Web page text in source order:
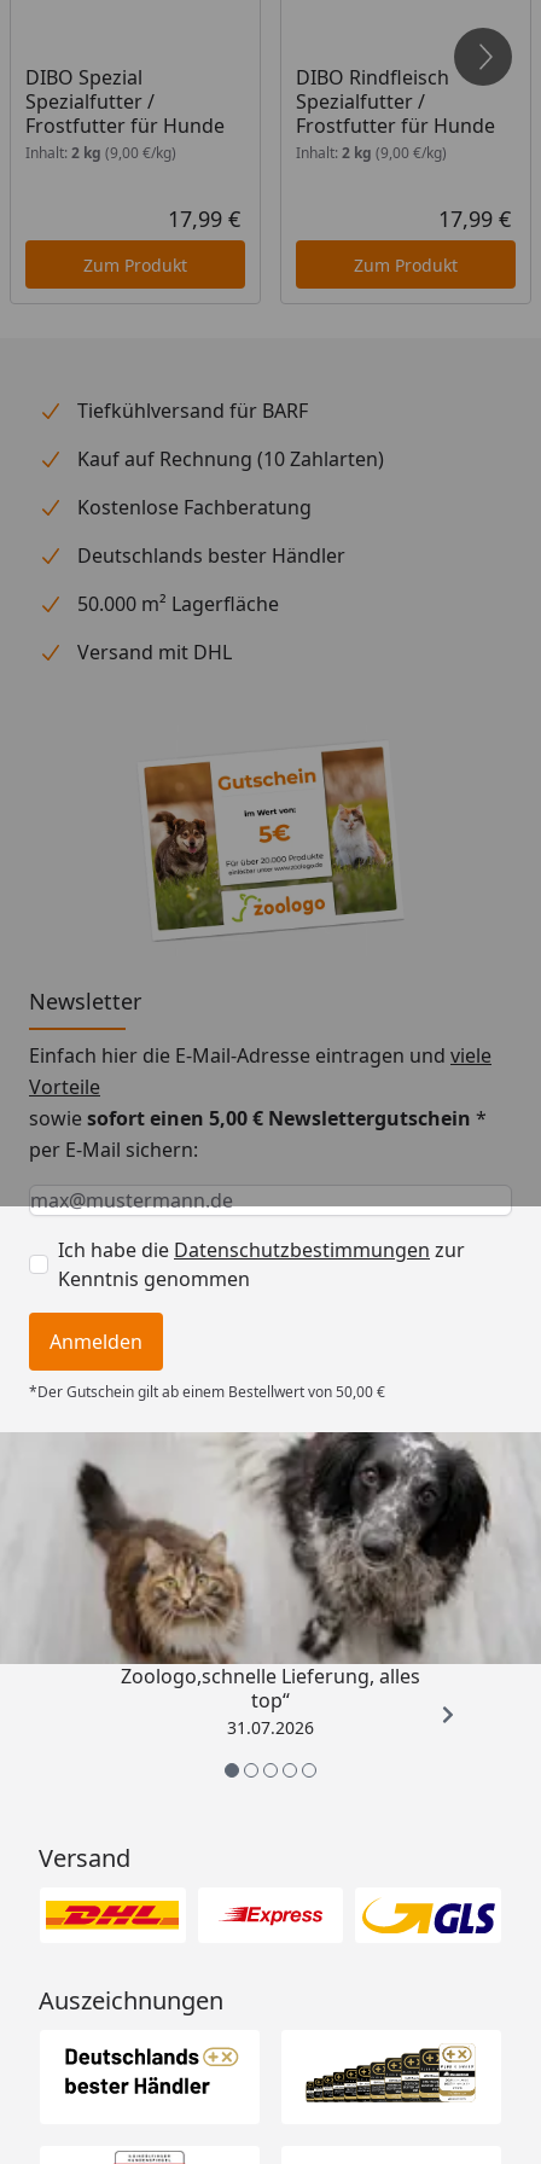
Versand nur innerhalb Deutschland und
Österreich.
Die Lieferung muss beim ersten Zustellversuch
Eine Anlieferung an eine Packstation ist nicht
möglich.
Widerrufs- und Rückgaberecht ist für dieses
Produkt nicht gültig.
DIBO Spezial
Spezialfutter /
Frostfutter für Hunde
Inhalt: 2 kg (9,00 €/kg)
Aktueller Preis
17,99 €
Zum Produkt
DIBO Rindfleisch
Spezialfutter /
Frostfutter für Hunde
Inhalt: 2 kg (9,00 €/kg)
17,99 €
Zum Produkt
Tiefkühlversand für BARF
Kauf auf Rechnung (10 Zahlarten)
Kostenlose Fachberatung
Deutschlands bester Händler
50.000 m² Lagerfläche
Versand mit DHL
Newsletter
Einfach hier die E-Mail-Adresse eintragen und viele
Vorteile
sowiesofort einen 5,00 € Newslettergutschein *
per E-Mail sichern:
Keine Eingabe erforderlich
Eingabe erforderlich
E-Mail *
Ich habe die Datenschutzbestimmungen zur
Kenntnis genommen
Anmelden
*Der Gutschein gilt ab einem Bestellwert von 50,00 €
Trusted Shops
4,74/ 5
„Gute Erfahrung mit
Zoologo,schnelle Lieferung, alles
top“
31.07.2026
Versand
Auszeichnungen